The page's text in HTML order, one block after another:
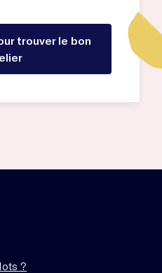
trouver le bon
?